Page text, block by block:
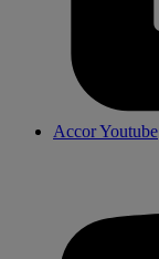
Accor Youtube